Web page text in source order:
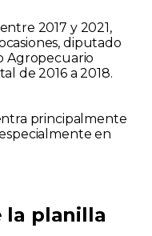
2017 y 2021,
diputado
Agropecuario
de 2016 a 2018.
principalmente
en
la planilla